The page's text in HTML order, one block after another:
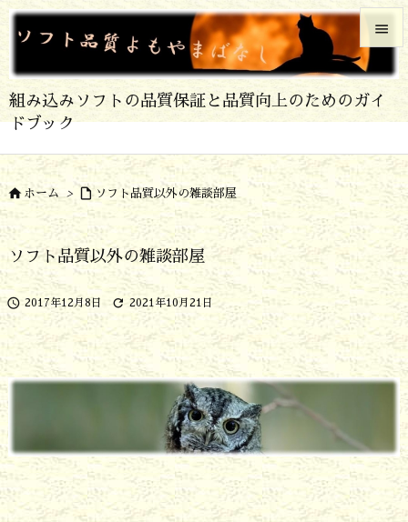
組み込みソフトの品質保証と品質向上のためのガイ
ドブック





検索
 ホーム >  ソフト品質以外の雑談部屋
ソフト品質以外の雑談部屋
 2017年12月8日  2021年10月21日